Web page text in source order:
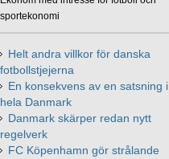
sportekonomi
Helt andra villkor för danska
fotbollstjejerna
En konsekvens av en satsning i
hela Danmark
Danmark skärper redan nytt
regelverk
FC Köpenhamn gör strålande